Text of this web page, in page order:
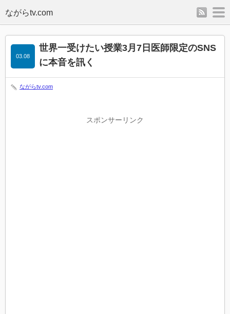
rss
世界一受けたい授業3月7日医師限定のSNS
に本音を訊く
03.08
ながらtv.com
スポンサーリンク